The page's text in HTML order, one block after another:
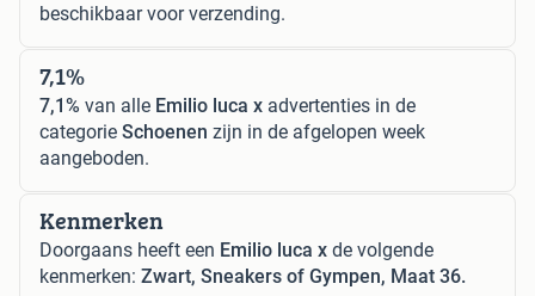
beschikbaar voor verzending.
7,1%
7,1% van alle Emilio luca x advertenties in de
categorie Schoenen zijn in de afgelopen week
aangeboden.
Kenmerken
Doorgaans heeft een Emilio luca x de volgende
kenmerken: Zwart, Sneakers of Gympen, Maat 36.